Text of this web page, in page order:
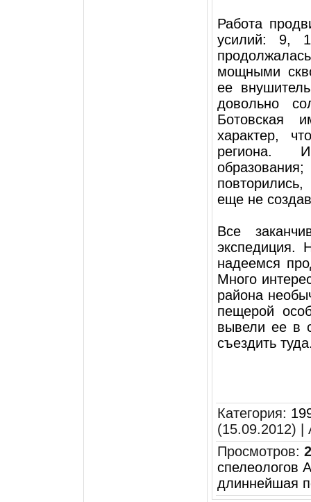
Работа
усилий: 9,
мощными
ее
довольно
Ботовская
характер,
региона.
еще не
Все
экспедиция.
надеемся
Много
района
пещерой
вывели ее в
съездить
Категория:
(15.09.2012) |
Просмотров:
спелеологов
длиннейшая